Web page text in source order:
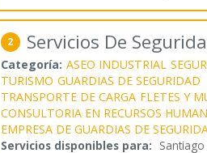
2 Servicios De
Categoría: ASEO INDUSTRIAL
TURISMO GUARDIAS DE SEGURIDAD
TRANSPORTE DE CARGA FLETES Y
CONSULTORIA EN RECURSOS
EMPRESA DE GUARDIAS DE
Servicios disponibles para: Santiago